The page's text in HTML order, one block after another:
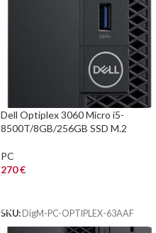
Dell Optiplex 3060 Micro i5-
8500T/8GB/256GB SSD M.2
PC
270€
SKU: DigM-PC-OPTIPLEX-63AAF